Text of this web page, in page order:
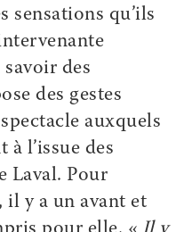
sensations qu’ils
des
des gestes
auxquels
l’issue des
Laval. Pour
il y a un avant et